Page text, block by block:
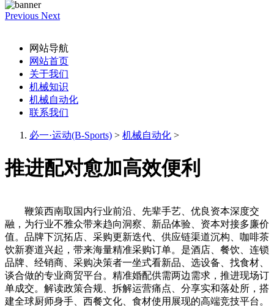
Previous Next
网站导航
网站首页
关于我们
机械知识
机械自动化
联系我们
必一·运动(B-Sports) > 机械自动化 >
推进配对愈加高效便利
鞭策西南取国内行业前沿、先辈手艺、优良资本深度交
融，为行业不雅众带来趋向洞察、新品体验、资本对接多廉价
值。品牌下沉拓店、采购更新迭代、供应链渠道沉构、咖啡茶
饮新赛道兴起，带来海量精准采购订单。是酒店、餐饮、连锁
品牌、经销商、采购决策者一坐式看新品、选设备、找食材、
谈合做的专业商贸平台。精准婚配供需两边需求，推进现场订
单成交。解读政策合规、拆解运营痛点、分享实和落处所，搭
建全球厨师身手、西餐文化、食材使用展现的高端竞技平台。